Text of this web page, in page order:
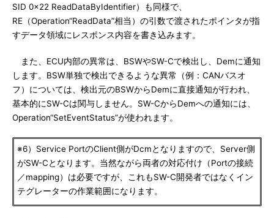
SID 0x22 ReadDataByIdentifier）も同様で、
RE（Operation“ReadData”相当）の引数で渡されたポインタが指
すデータ領域にレスポンス内容を書き込みます。
また、ECU内部の異常は、BSWやSW-Cで検出し、Demに通知
します。BSW単独で検出できるような異常（例：CANバスオ
フ）については、検出元のBSWからDemに直接通知が行われ、
基本的にSW-Cは関与しません。SW-CからDemへの通知には、
Operation“SetEventStatus”が使われます。
※6）Service PortのClient側がDcmとなりますので、Server側
がSW-Cとなります。当然ながら両者の対応付け（Portの接続
／mapping）は必要ですが、これもSW-C開発者ではなくイン
テグレーターの作業範囲になります。